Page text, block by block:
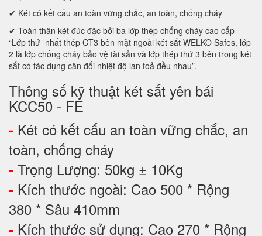
✔ Két có kết cấu an toàn vững chắc, an toàn, chống cháy
✔ Toàn thân két đúc đặc bởi ba lớp thép chống cháy cao cấp
“Lớp thứ nhất thép CT3 bên mặt ngoài két sắt WELKO Safes, lớp
2 là lớp chống cháy bảo vệ tài sản và lớp thép thứ 3 bên trong két
sắt có tác dụng cân đối nhiệt độ lan toả đều nhau”.
Thông số kỹ thuật két sắt yên bái
KCC50 - FE
- Két có kết cấu an toàn vững chắc, an
toàn, chống cháy
- Trọng Lượng: 50kg ± 10Kg
- Kích thước ngoài: Cao 500 * Rộng
380 * Sâu 410mm
- Kích thước sử dụng: Cao 270 * Rộng